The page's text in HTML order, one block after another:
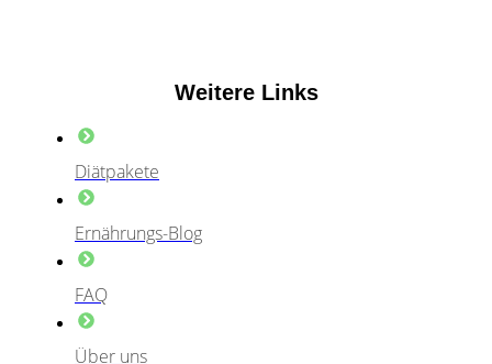
Weitere Links
Diätpakete
Ernährungs-Blog
FAQ
Über uns